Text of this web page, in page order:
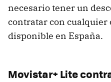
necesario tener un
contratar con cualquier
disponible en España.
Movistar+ Lite